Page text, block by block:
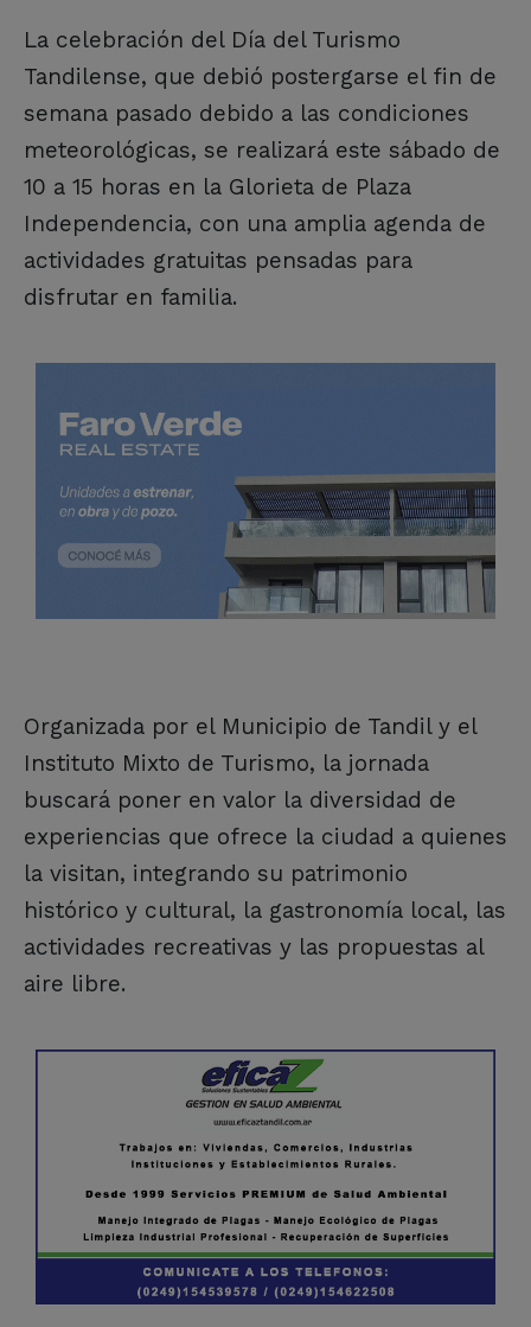
La celebración del Día del Turismo
Tandilense, que debió postergarse el fin de
semana pasado debido a las condiciones
meteorológicas, se realizará este sábado de
10 a 15 horas en la Glorieta de Plaza
Independencia, con una amplia agenda de
actividades gratuitas pensadas para
disfrutar en familia.
Organizada por el Municipio de Tandil y el
Instituto Mixto de Turismo, la jornada
buscará poner en valor la diversidad de
experiencias que ofrece la ciudad a quienes
la visitan, integrando su patrimonio
histórico y cultural, la gastronomía local, las
actividades recreativas y las propuestas al
aire libre.